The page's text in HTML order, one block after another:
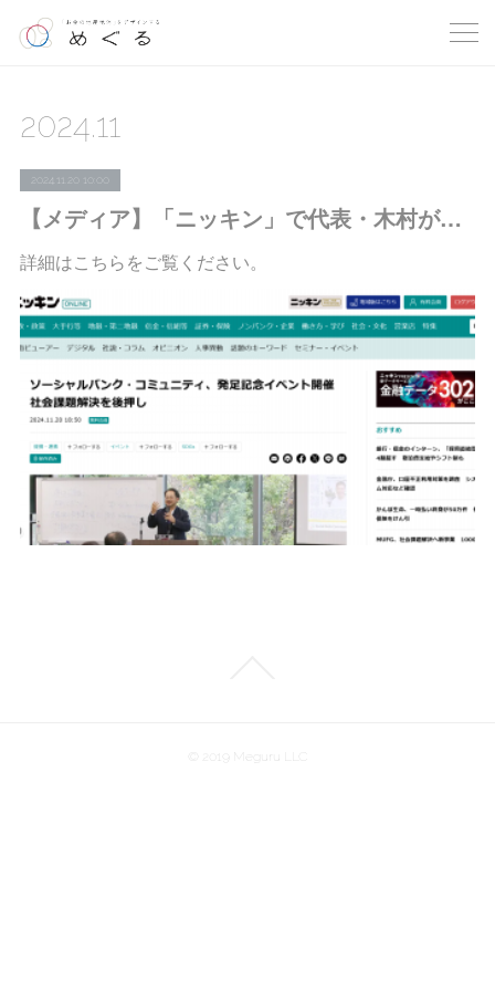
2024.11
2024.11.20 10:00
【メディア】「ニッキン」で代表・木村が紹介されました
詳細はこちらをご覧ください。
© 2019 Meguru LLC